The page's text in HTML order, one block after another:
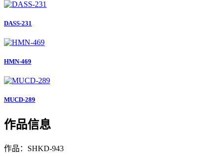
DASS-231
HMN-469
MUCD-289
作品信息
作品：SHKD-943